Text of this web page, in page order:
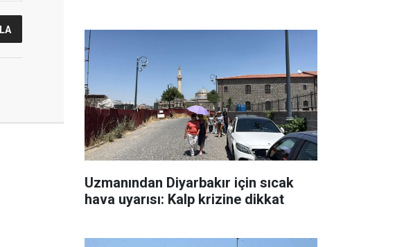
Uzmanından Diyarbakır için sıcak
hava uyarısı: Kalp krizine dikkat